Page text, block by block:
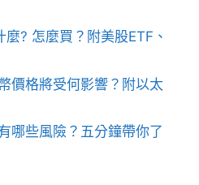
? 怎麼買？附美股ETF、
價格將受何影響？附以太
哪些風險？五分鐘帶你了